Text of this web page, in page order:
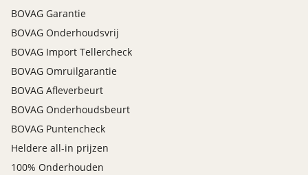
BOVAG Garantie
BOVAG Onderhoudsvrij
BOVAG Import Tellercheck
BOVAG Omruilgarantie
BOVAG Afleverbeurt
BOVAG Onderhoudsbeurt
BOVAG Puntencheck
Heldere all-in prijzen
100% Onderhouden